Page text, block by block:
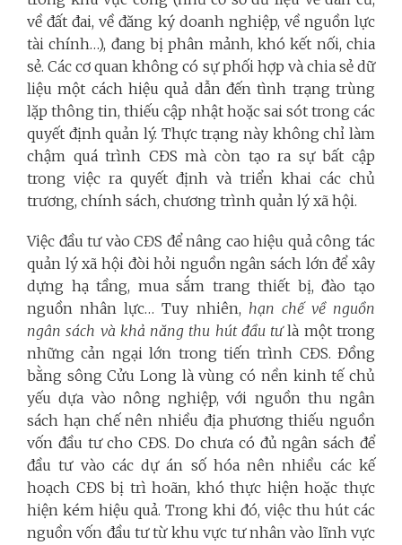
về đất đai, về đăng ký doanh nghiệp, về nguồn lực
tài chính…), đang bị phân mảnh, khó kết nối, chia
sẻ. Các cơ quan không có sự phối hợp và chia sẻ dữ
liệu một cách hiệu quả dẫn đến tình trạng trùng
lặp thông tin, thiếu cập nhật hoặc sai sót trong các
quyết định quản lý. Thực trạng này không chỉ làm
chậm quá trình CĐS mà còn tạo ra sự bất cập
trong việc ra quyết định và triển khai các chủ
trương, chính sách, chương trình quản lý xã hội.
Việc đầu tư vào CĐS để nâng cao hiệu quả công tác
quản lý xã hội đòi hỏi nguồn ngân sách lớn để xây
dựng hạ tầng, mua sắm trang thiết bị, đào tạo
nguồn nhân lực… Tuy nhiên, hạn chế về nguồn
ngân sách và khả năng thu hút đầu tưlà một trong
những cản ngại lớn trong tiến trình CĐS. Đồng
bằng sông Cửu Long là vùng có nền kinh tế chủ
yếu dựa vào nông nghiệp, với nguồn thu ngân
sách hạn chế nên nhiều địa phương thiếu nguồn
vốn đầu tư cho CĐS. Do chưa có đủ ngân sách để
đầu tư vào các dự án số hóa nên nhiều các kế
hoạch CĐS bị trì hoãn, khó thực hiện hoặc thực
hiện kém hiệu quả. Trong khi đó, việc thu hút các
nguồn vốn đầu tư từ khu vực tư nhân vào lĩnh vực